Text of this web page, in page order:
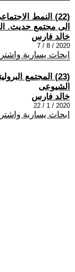
(22) النمط
الى مجتمع حديث.
خالد فارس
2020 / 8 / 7
ابحاث يسارية
(23) المجتمع
الشيوعى
خالد فارس
2020 / 1 / 22
ابحاث يسارية